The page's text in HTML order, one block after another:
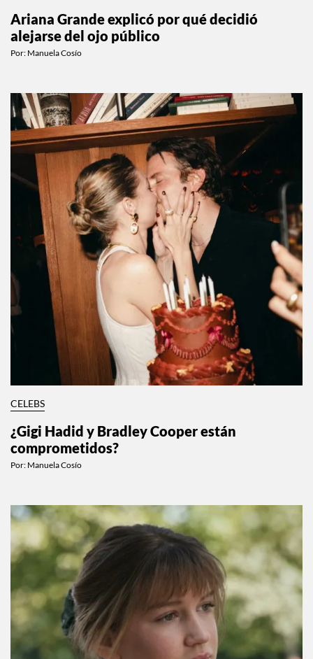
Ariana Grande explicó por qué decidió
alejarse del ojo público
Por: Manuela Cosío
CELEBS
¿Gigi Hadid y Bradley Cooper están
comprometidos?
Por: Manuela Cosío